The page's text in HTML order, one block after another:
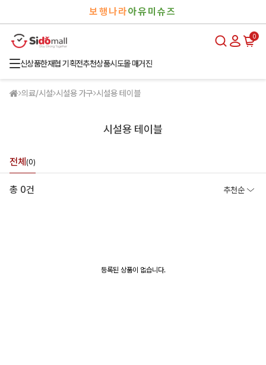
보행나라아유미슈즈
0
신상품한재협 기획전추천상품시도몰 매거진
의료/시설 시설용 가구 시설용 테이블
시설용 테이블
전체 (0)
총 0건 추천순
등록된 상품이 없습니다.